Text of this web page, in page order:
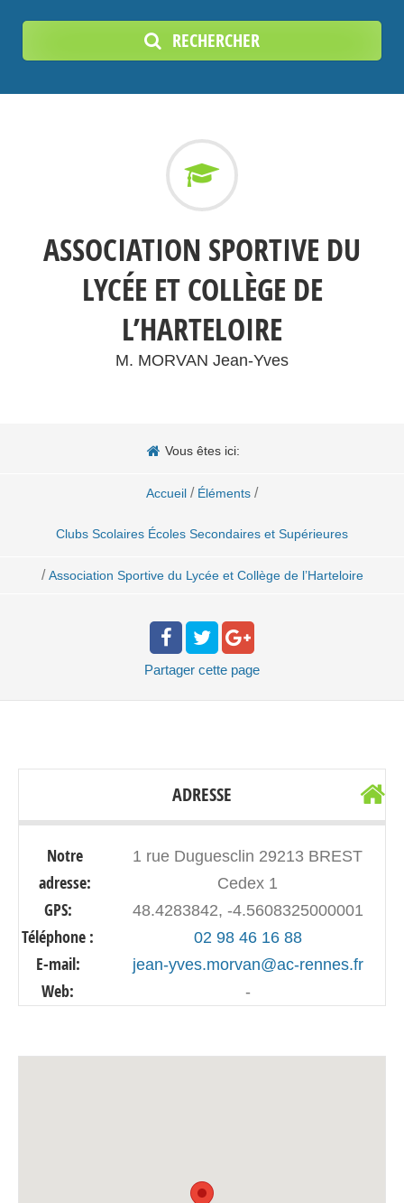
RECHERCHER
ASSOCIATION SPORTIVE DU
LYCÉE ET COLLÈGE DE
L’HARTELOIRE
M. MORVAN Jean-Yves
Vous êtes ici:
Accueil / Éléments /
Clubs Scolaires Écoles Secondaires et Supérieures
/ Association Sportive du Lycée et Collège de l’Harteloire
Partager cette page
ADRESSE
Notre
adresse:
1 rue Duguesclin 29213 BREST
Cedex 1
GPS: 48.4283842, -4.5608325000001
Téléphone : 02 98 46 16 88
E-mail: jean-yves.morvan@ac-rennes.fr
Web: -